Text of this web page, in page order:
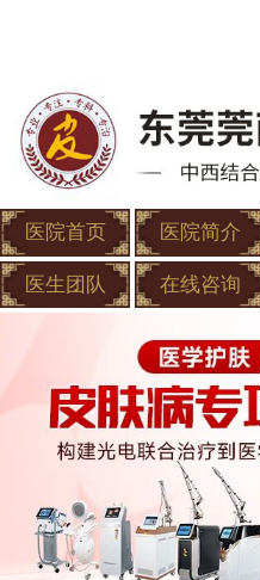
医院首页 医院简介
医生团队 在线咨询